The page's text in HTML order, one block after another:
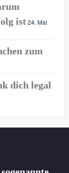
ist24. Mai
zum
dich legal